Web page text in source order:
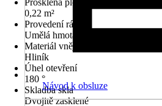
Prosklená plocha
0,22 m²
Provedení rámu
Umělá hmota s ocelovým jádrem
Materiál vnějšího zakrytí
Hliník
Úhel otevření
180 °
Skladba skla
Dvojitě zasklené
Návod k obsluze